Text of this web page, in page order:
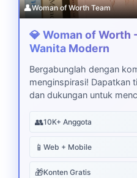
👤Woman of Worth Team
💎 Woman of Worth
Wanita Modern
Bergabunglah dengan
menginspirasi! Dapatkan
dan dukungan untuk
👥10K+ Anggota
📱 Web + Mobile
🎁Konten Gratis